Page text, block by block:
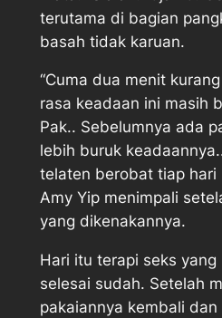
terutama di bagian
basah tidak karuan.
“Cuma dua menit
rasa keadaan ini masih
Pak.. Sebelumnya ada
lebih buruk
telaten berobat tiap hari
Amy Yip menimpali
yang dikenakannya.
Hari itu terapi seks yang
selesai sudah. Setelah
pakaiannya kembali